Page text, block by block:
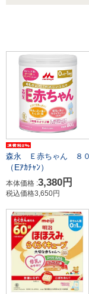
森永 Ｅ赤ちゃん ８０
（Eｱｶﾁｬﾝ）
本体価格 :3,380円
税込価格3,650円